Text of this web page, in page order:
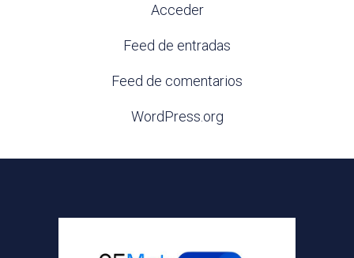
Acceder
Feed de entradas
Feed de comentarios
WordPress.org